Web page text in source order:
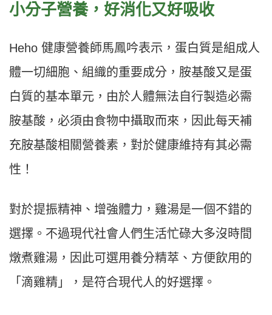
小分子營養，好消化又好吸收
Heho 健康營養師馬鳳吟表示，蛋白質是組成人
體一切細胞、組織的重要成分，胺基酸又是蛋
白質的基本單元，由於人體無法自行製造必需
胺基酸，必須由食物中攝取而來，因此每天補
充胺基酸相關營養素，對於健康維持有其必需
性！
對於提振精神、增強體力，雞湯是一個不錯的
選擇。不過現代社會人們生活忙碌大多沒時間
燉煮雞湯，因此可選用養分精萃、方便飲用的
「滴雞精」，是符合現代人的好選擇。